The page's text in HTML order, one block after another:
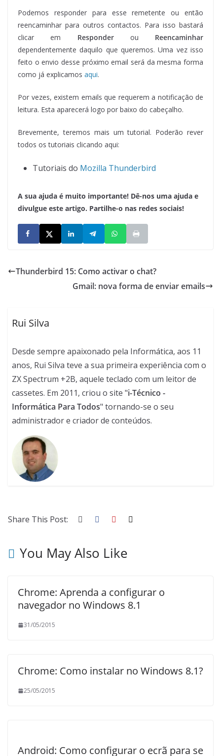
Podemos responder para esse remetente ou então
reencaminhar para outros contactos. Para isso bastará
clicar em Responderou Reencaminhar
dependentemente daquilo que queremos. Uma vez isso
feito o envio desse próximo email será da mesma forma
como já explicamos aqui.
Por vezes, existem emails que requerem a notificação de
leitura. Esta aparecerá logo por baixo do cabeçalho.
Brevemente, teremos mais um tutorial. Poderão rever
todos os tutoriais clicando aqui:
Tutoriais do Mozilla Thunderbird
A sua ajuda é muito importante! Dê-nos uma ajuda e
divulgue este artigo. Partilhe-o nas redes sociais!
Thunderbird 15: Como activar o chat?
Gmail: nova forma de enviar emails
Rui Silva
Desde sempre apaixonado pela Informática, aos 11
anos, Rui Silva teve a sua primeira experiência com o
ZX Spectrum +2B, aquele teclado com um leitor de
cassetes. Em 2011, criou o site "i-Técnico -
Informática Para Todos" tornando-se o seu
administrador e criador de conteúdos.
Share This Post:
You May Also Like
Chrome: Aprenda a configurar o
navegador no Windows 8.1
31/05/2015
Chrome: Como instalar no Windows 8.1?
25/05/2015
Android: Como configurar o ecrã para se